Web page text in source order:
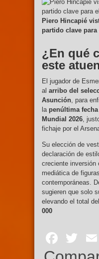
Piero Hincapié
partido clave
¿En qué
este
El jugador de
al arribo del
Asunción , para
la penúltima
Mundial 2026 ,
fichaje por el
Su elección de
declaración de
creciente inversión
mediática de
contemporáneas.
sugieren que solo
elevando el total
000